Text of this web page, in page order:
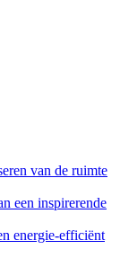
van de ruimte
een inspirerende
energie-efficiënt